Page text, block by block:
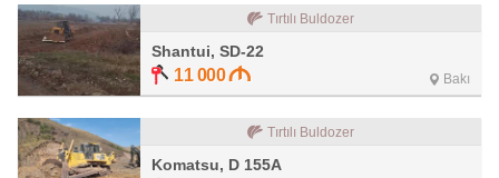
Tırtılı Buldozer
Shantui, SD-22
11 000 Bakı
Tırtılı Buldozer
Komatsu, D 155A